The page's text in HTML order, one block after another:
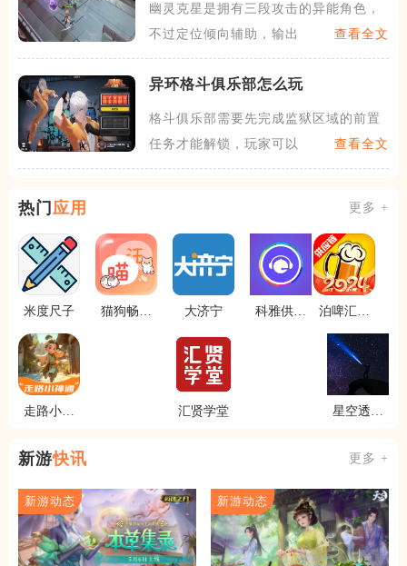
幽灵克星是拥有三段攻击的异能角色，
不过定位倾向辅助，输出来源
查看全文
异环格斗俱乐部怎么玩
格斗俱乐部需要先完成监狱区域的前置
任务才能解锁，玩家可以在异
查看全文
热门 应用 更多 +
米度尺子
猫狗畅聊
大济宁
科雅供热
泊啤汇供
走路小神
汇贤学堂
星空透明
新游快讯 更多 +
新游动态 新游动态